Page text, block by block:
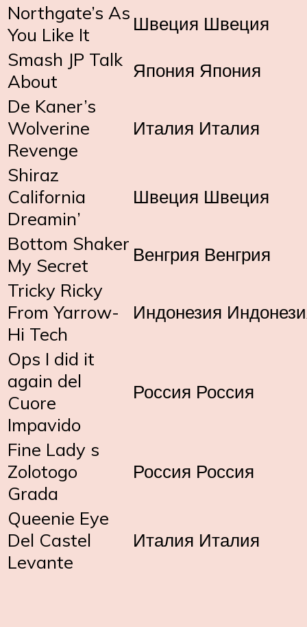
Northgate’s As
You Like It
Швеция Швеция
Smash JP Talk
About
Япония Япония
De Kaner’s
Wolverine
Revenge
Италия Италия
Shiraz
California
Dreamin’
Швеция Швеция
Bottom Shaker
My Secret
Венгрия Венгрия
Tricky Ricky
From Yarrow-
Hi Tech
Индонезия
Ops I did it
again del
Cuore
Impavido
Россия Россия
Fine Lady s
Zolotogo
Grada
Россия Россия
Queenie Eye
Del Castel
Levante
Италия Италия